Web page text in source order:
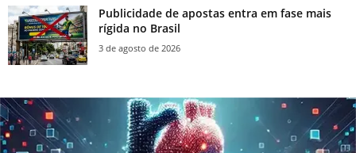
Publicidade de apostas entra em fase mais
rígida no Brasil
3 de agosto de 2026